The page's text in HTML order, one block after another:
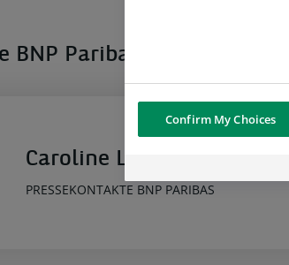
BNP Paribas
Caroline Lumley
PRESSEKONTAKTE BNP PARIBAS
Confirm My Choices